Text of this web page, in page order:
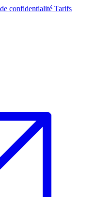
confidentialité Tarifs